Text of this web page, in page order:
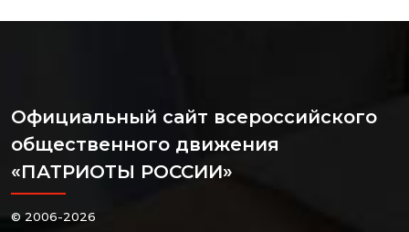
Официальный сайт всероссийского
общественного движения
«ПАТРИОТЫ РОССИИ»
© 2006-2026